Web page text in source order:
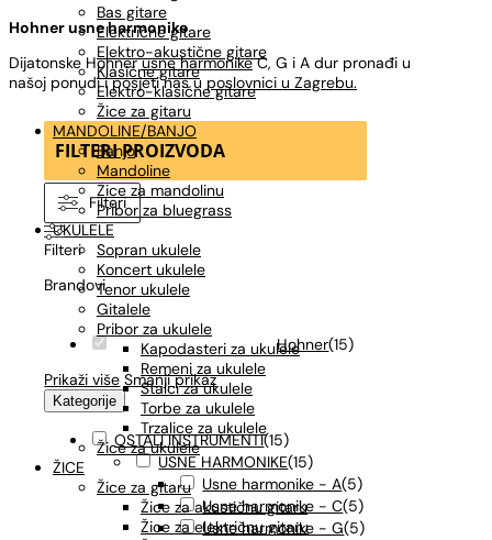
Bas gitare
Električne gitare
Elektro-akustične gitare
Klasične gitare
Elektro-klasične gitare
Žice za gitaru
MANDOLINE/BANJO
Banjo
Mandoline
Žice za mandolinu
Pribor za bluegrass
UKULELE
Sopran ukulele
Koncert ukulele
Tenor ukulele
Gitalele
Pribor za ukulele
Kapodasteri za ukulele
Remeni za ukulele
Stalci za ukulele
Torbe za ukulele
Trzalice za ukulele
Žice za ukulele
ŽICE
Žice za gitaru
Žice za akustičnu gitaru
Žice za električnu gitaru
Hohner usne harmonike
Dijatonske Hohnerusne harmonikeC, G i A dur pronađi u
našoj ponudi i posjeti nas u poslovnici u Zagrebu.
FILTERI PROIZVODA
Filteri
Filteri
Brandovi
Hohner(15)
Prikaži više Smanji prikaz
Kategorije
OSTALI INSTRUMENTI(15)
USNE HARMONIKE(15)
Usne harmonike - A(5)
Usne harmonike - C(5)
Usne harmonike - G(5)